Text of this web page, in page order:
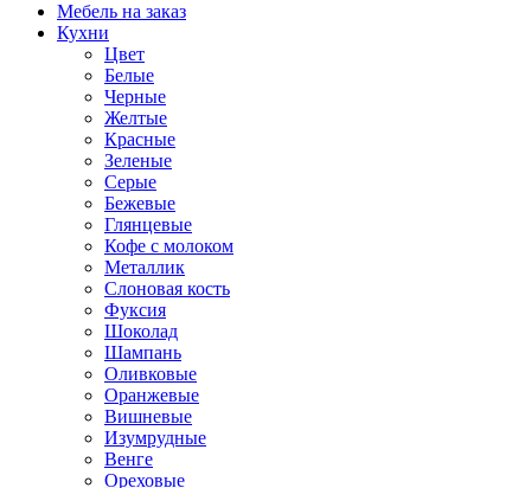
Мебель на заказ
Кухни
Цвет
Белые
Черные
Желтые
Красные
Зеленые
Серые
Бежевые
Глянцевые
Кофе с молоком
Металлик
Слоновая кость
Фуксия
Шоколад
Шампань
Оливковые
Оранжевые
Вишневые
Изумрудные
Венге
Ореховые